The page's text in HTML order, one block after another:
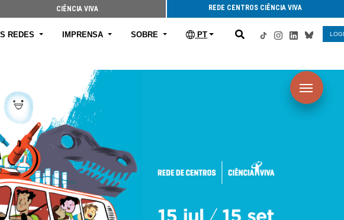
CIÊNCIA VIVA REDE CENTROS CIÊNCIA VIVA
REDES IMPRENSA SOBRE PT